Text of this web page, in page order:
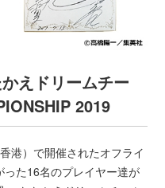
えドリームチー
2019
港）で開催されたオフライ
た16名のプレイヤー達が